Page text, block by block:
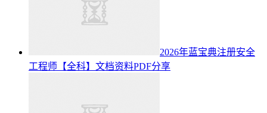
2026年蓝宝典注册安全
工程师【全科】文档资料PDF分享